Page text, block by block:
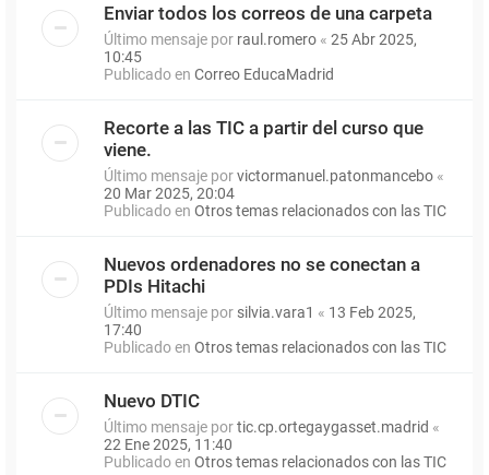
Enviar todos los correos de una carpeta
Último mensaje por raul.romero « 25 Abr 2025,
10:45
Publicado en Correo EducaMadrid
Recorte a las TIC a partir del curso que
viene.
Último mensaje porvictormanuel.patonmancebo «
20 Mar 2025, 20:04
Publicado en Otros temas relacionados con las TIC
Nuevos ordenadores no se conectan a
PDIs Hitachi
Último mensaje por silvia.vara1 « 13 Feb 2025,
17:40
Publicado en Otros temas relacionados con las TIC
Nuevo DTIC
Último mensaje portic.cp.ortegaygasset.madrid «
22 Ene 2025, 11:40
Publicado en Otros temas relacionados con las TIC